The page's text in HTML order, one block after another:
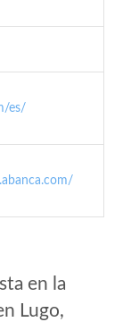
es/
en la
Lugo,